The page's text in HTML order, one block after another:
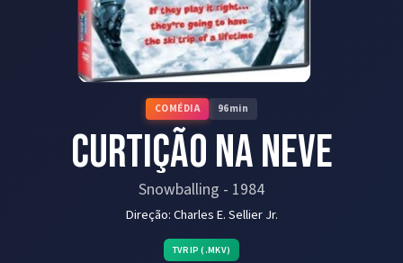
COMÉDIA 96min
Curtição na Neve
Snowballing - 1984
Direção:Charles E. Sellier Jr.
TVRIP (.MKV)